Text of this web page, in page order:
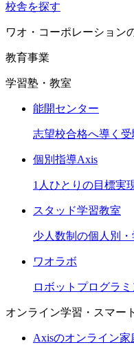
校舎を探す
ワオ・コーポレーション
教育事業
学習塾・教室
能開センター
志望校合格へ導く
個別指導Axis
1人ひとりの目標実
スタッド学習教室
少人数制の個人別
ワオラボ
ロボットプログラ
オンライン学習・スマー
Axisのオンライン家